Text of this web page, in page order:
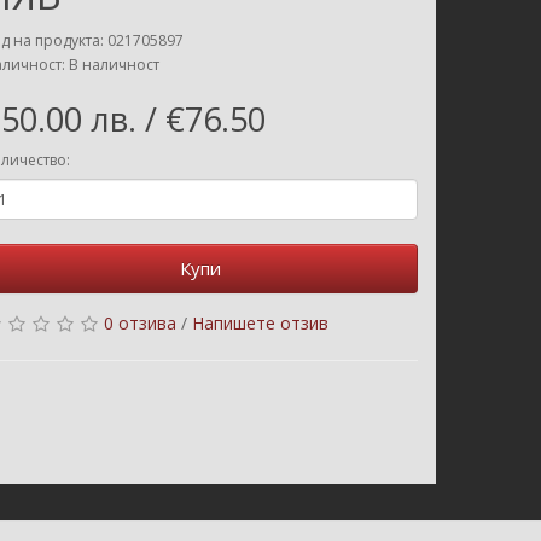
на продукта: 021705897
В наличност
лв. / €76.50
Купи
0 отзива / Напишете отзив